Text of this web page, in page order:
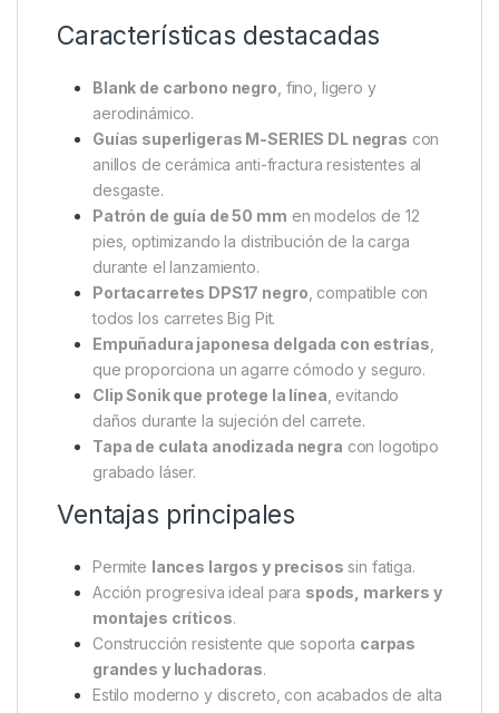
distancia y permite recuperar la punta rápidamente,
Por otro lado, la columna vertebral de la caña
soportagrandes bolsas de PVA y peces muy
luchadores, ofreciendo fuerza sin sacrificar
sensibilidad. Además, el diseño aerodinámico y
elegante mantiene el estilo característico de Sonik,
con
mangos totalmente retráctiles, herrajes
ennegrecidos y portacarretes DPS17
Características destacadas
Blank de carbono negro
, fino, ligero y
aerodinámico.
Guías superligeras M-SERIES DL negras
anillos de cerámica anti-fractura resistentes al
desgaste.
Patrón de guía de 50 mm
pies, optimizando la distribución de la carga
Portacarretes DPS17 negro, compatible con
todos los carretes Big Pit.
Empuñadura japonesa delgada con estrías
que proporciona un agarre cómodo y seguro.
Clip Sonik que protege la línea
daños durante la sujeción del carrete.